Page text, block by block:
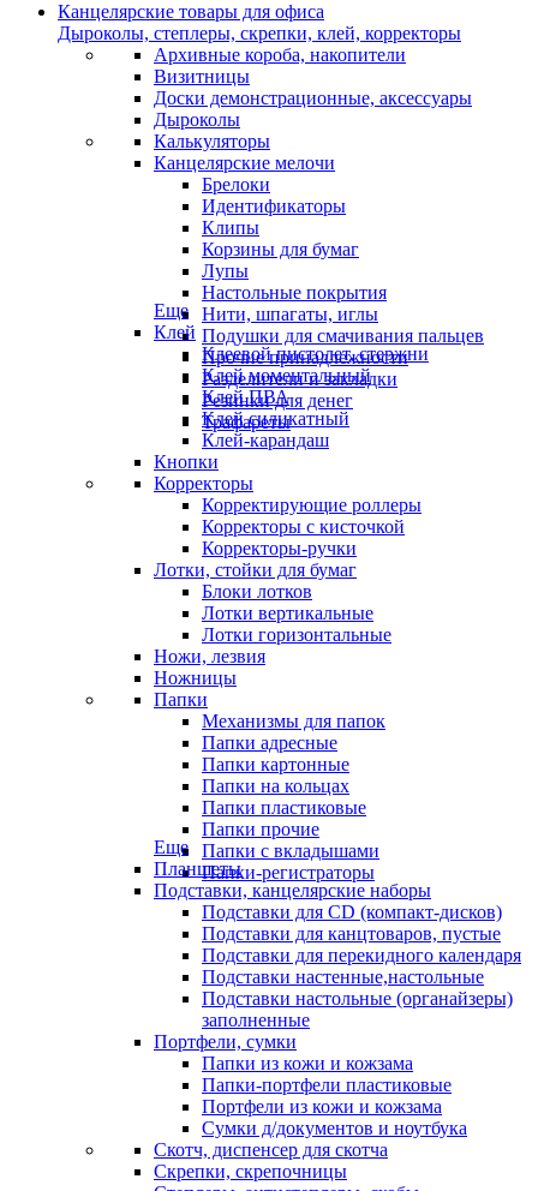
Канцелярские товары для офиса
Дыроколы, степлеры, скрепки, клей, корректоры
Архивные короба, накопители
Визитницы
Доски демонстрационные, аксессуары
Дыроколы
Калькуляторы
Канцелярские мелочи
Брелоки
Идентификаторы
Клипы
Корзины для бумаг
Лупы
Настольные покрытия
Нити, шпагаты, иглы
Подушки для смачивания пальцев
Прочие принадлежности
Разделители и закладки
Резинки для денег
Трафареты
Еще
Клей
Клеевой пистолет, стержни
Клей моментальный
Клей ПВА
Клей силикатный
Клей-карандаш
Кнопки
Корректоры
Корректирующие роллеры
Корректоры с кисточкой
Корректоры-ручки
Лотки, стойки для бумаг
Блоки лотков
Лотки вертикальные
Лотки горизонтальные
Ножи, лезвия
Ножницы
Папки
Механизмы для папок
Папки адресные
Папки картонные
Папки на кольцах
Папки пластиковые
Папки прочие
Папки с вкладышами
Папки-регистраторы
Еще
Планшеты
Подставки, канцелярские наборы
Подставки для CD (компакт-дисков)
Подставки для канцтоваров, пустые
Подставки для перекидного календаря
Подставки настенные,настольные
Подставки настольные (органайзеры)
заполненные
Портфели, сумки
Папки из кожи и кожзама
Папки-портфели пластиковые
Портфели из кожи и кожзама
Сумки д/документов и ноутбука
Скотч, диспенсер для скотча
Скрепки, скрепочницы